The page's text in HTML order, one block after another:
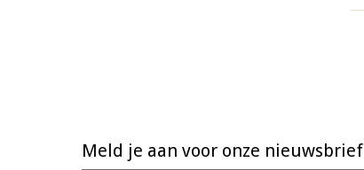
Meld je aan voor onze nieuwsbrief